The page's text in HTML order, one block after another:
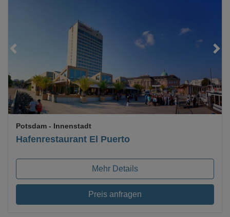
Hafenrestaurant El Puerto
Potsdam - Innenstadt
Mehr Details
Preis anfragen